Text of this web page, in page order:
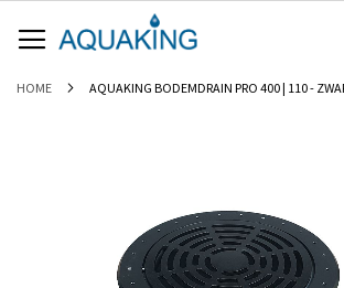
NAAR
DE
HOME AQUAKING BODEMDRAIN PRO 400 | 110 -